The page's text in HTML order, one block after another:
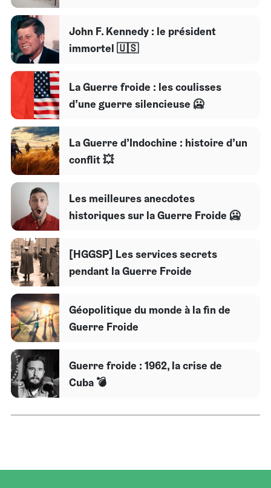
John F. Kennedy : le président
immortel 🇺🇸
La Guerre froide : les coulisses
d’une guerre silencieuse 🥶
La Guerre d’Indochine : histoire d’un
conflit 💥
Les meilleures anecdotes
historiques sur la Guerre Froide 🥶
[HGGSP] Les services secrets
pendant la Guerre Froide
Géopolitique du monde à la fin de
Guerre Froide
Guerre froide : 1962, la crise de
Cuba 💣